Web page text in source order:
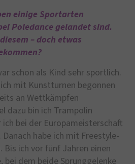
einige Sportarten
Poledance gelandet sind.
– doch etwas
schon als Kind sehr sportlich.
mit Kunstturnen begonnen
an Wettkämpfen
dazu bin ich Trampolin
ich bei der Europameisterschaft
habe ich mit Freestyle-
ich vor fünf Jahren einen
dem beide Sprunggelenke